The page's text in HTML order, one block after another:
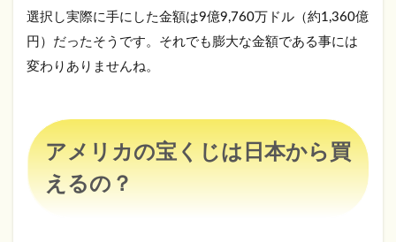
選択し実際に手にした金額は9億9,760万ドル（約1,360億
円）だったそうです。それでも膨大な金額である事には
変わりありませんね。
アメリカの宝くじは日本から買
えるの？